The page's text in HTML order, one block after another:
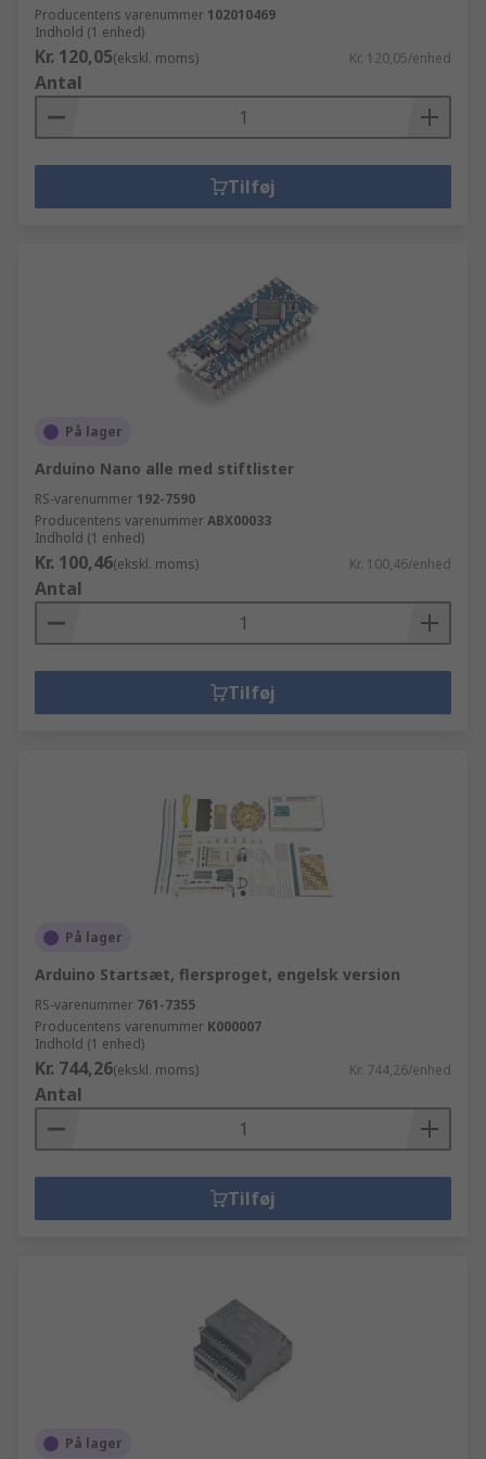
Producentens varenummer 102010469
Indhold (1 enhed)
Kr. 120,05(ekskl. moms) Kr. 120,05/enhed
Antal
Tilføj
På lager
Arduino Nano alle med stiftlister
RS-varenummer 192-7590
Producentens varenummerABX00033
Indhold (1 enhed)
Kr. 100,46(ekskl. moms) Kr. 100,46/enhed
Antal
Tilføj
På lager
Arduino Startsæt, flersproget, engelsk version
RS-varenummer 761-7355
Producentens varenummer K000007
Indhold (1 enhed)
Kr. 744,26(ekskl. moms) Kr. 744,26/enhed
Antal
Tilføj
På lager